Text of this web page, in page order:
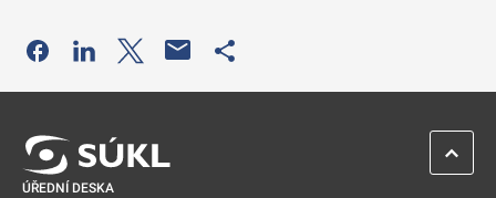
Odkaz se otevře na nové kartě
Odkaz se otevře na nové kartě
Odkaz se otevře na nové kartě
ÚŘEDNÍ DESKA
ZPĚT